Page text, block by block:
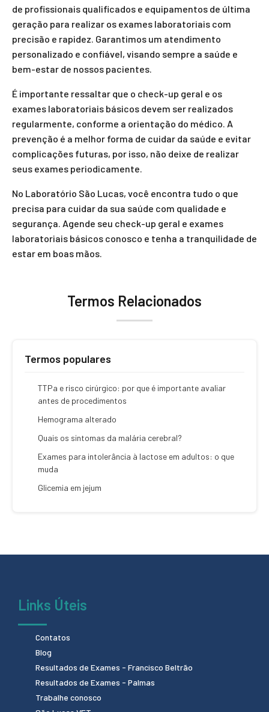
de profissionais qualificados e equipamentos de última
geração para realizar os exames laboratoriais com
precisão e rapidez. Garantimos um atendimento
personalizado e confiável, visando sempre a saúde e
bem-estar de nossos pacientes.
É importante ressaltar que o check-up geral e os
exames laboratoriais básicos devem ser realizados
regularmente, conforme a orientação do médico. A
prevenção é a melhor forma de cuidar da saúde e evitar
complicações futuras, por isso, não deixe de realizar
seus exames periodicamente.
No Laboratório São Lucas, você encontra tudo o que
precisa para cuidar da sua saúde com qualidade e
segurança. Agende seu check-up geral e exames
laboratoriais básicos conosco e tenha a tranquilidade de
estar em boas mãos.
Termos Relacionados
Termos populares
TTPa e risco cirúrgico: por que é importante avaliar
antes de procedimentos
Hemograma alterado
Quais os sintomas da malária cerebral?
Exames para intolerância à lactose em adultos: o que
muda
Glicemia em jejum
Links Úteis
Contatos
Blog
Resultados de Exames - Francisco Beltrão
Resultados de Exames - Palmas
Trabalhe conosco